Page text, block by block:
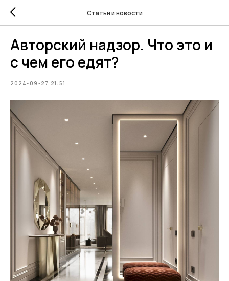
Статьи и новости
Авторский надзор. Что это и
с чем его едят?
2024-09-27 21:51